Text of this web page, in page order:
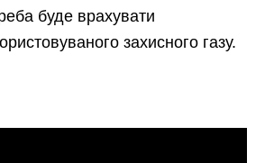
буде врахувати
захисного газу.